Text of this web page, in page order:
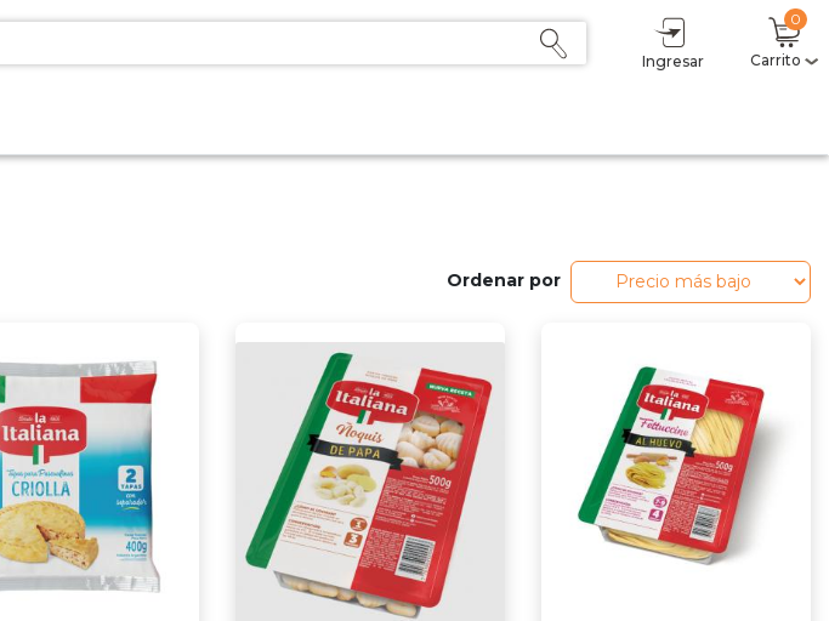
Ingresar
0
Carrito
Subtotal
$ 0,00
0
Ordenar por